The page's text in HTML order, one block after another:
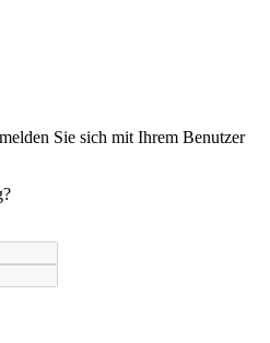
Sie sich mit Ihrem Benutzer